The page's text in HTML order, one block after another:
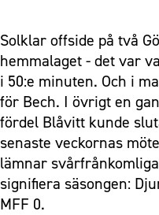
Solklar offside på två
hemmalaget - det var
i 50:e minuten. Och i
för Bech. I övrigt en
fördel Blåvitt kunde
senaste veckornas
lämnar
signifiera säsongen:
MFF 0.